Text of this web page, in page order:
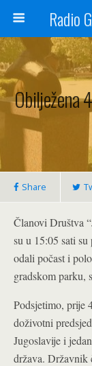
Obilježena
Share
Članovi Društva
su u 15:05 sati
odali počast i
gradskom parku,
Podsjetimo, prije
doživotni
Jugoslavije i
država. Državnik